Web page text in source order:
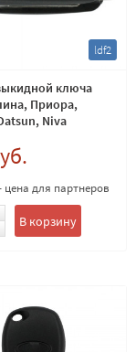
ldf2
ключа
Приора,
Niva
цена для партнеров
В корзину